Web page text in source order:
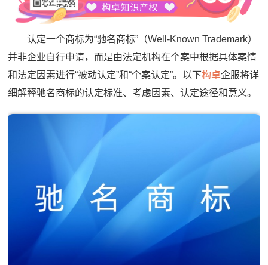
认定一个商标为“驰名商标”（Well-Known Trademark）
并非企业自行申请，而是由法定机构在个案中根据具体案情
和法定因素进行“被动认定”和“个案认定”。以下构卓企服将详
细解释驰名商标的认定标准、考虑因素、认定途径和意义。